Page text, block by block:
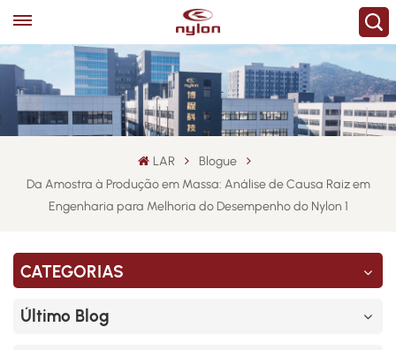
LAR
Blogue
Da Amostra à Produção em Massa: Análise de Causa Raiz em
Engenharia para Melhoria do Desempenho do Nylon 1
CATEGORIAS
Último Blog